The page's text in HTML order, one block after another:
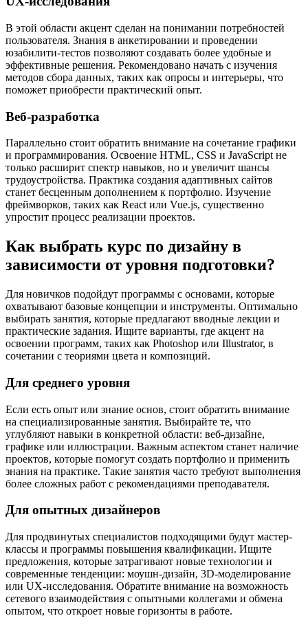
В этой области акцент сделан на понимании потребностей
пользователя. Знания в анкетировании и проведении
юзабилити-тестов позволяют создавать более удобные и
эффективные решения. Рекомендовано начать с изучения
методов сбора данных, таких как опросы и интерьеры, что
поможет приобрести практический опыт.
Веб-разработка
Параллельно стоит обратить внимание на сочетание графики
и программирования. Освоение HTML, CSS и JavaScript не
только расширит спектр навыков, но и увеличит шансы
трудоустройства. Практика создания адаптивных сайтов
станет бесценным дополнением к портфолио. Изучение
фреймворков, таких как React или Vue.js, существенно
упростит процесс реализации проектов.
Как выбрать курс по дизайну в
зависимости от уровня подготовки?
Для новичков подойдут программы с основами, которые
охватывают базовые концепции и инструменты. Оптимально
выбирать занятия, которые предлагают вводные лекции и
практические задания. Ищите варианты, где акцент на
освоении программ, таких как Photoshop или Illustrator, в
сочетании с теориями цвета и композиций.
Для среднего уровня
Если есть опыт или знание основ, стоит обратить внимание
на специализированные занятия. Выбирайте те, что
углубляют навыки в конкретной области: веб-дизайне,
графике или иллюстрации. Важным аспектом станет наличие
проектов, которые помогут создать портфолио и применить
знания на практике. Такие занятия часто требуют выполнения
более сложных работ с рекомендациями преподавателя.
Для опытных дизайнеров
Для продвинутых специалистов подходящими будут мастер-
классы и программы повышения квалификации. Ищите
предложения, которые затрагивают новые технологии и
современные тенденции: моушн-дизайн, 3D-моделирование
или UX-исследования. Обратите внимание на возможность
сетевого взаимодействия с опытными коллегами и обмена
опытом, что откроет новые горизонты в работе.